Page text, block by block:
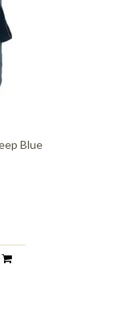
Blue